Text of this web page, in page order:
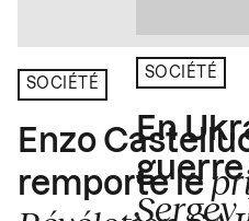
SOCIÉTÉ
Enzo
remporte le
SOCIÉTÉ
En
guerre